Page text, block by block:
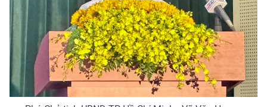
® Cấm sao chép dưới mọi hình thức nếu không có sự chấp
thuận bằng văn bản. Ghi rõ nguồn VTV.vn khi phát hành lại
thông tin từ website này.